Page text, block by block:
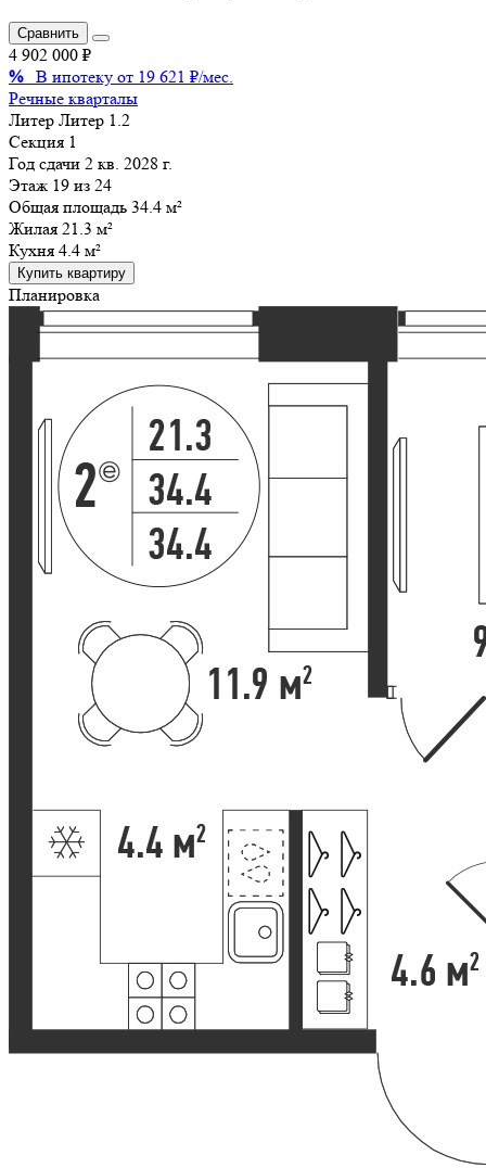
Сравнить
4 902 000 ₽
%В ипотеку от 19 621 ₽/мес.
Речные кварталы
Литер Литер 1.2
Секция 1
Год сдачи 2 кв. 2028 г.
Этаж 19 из 24
Общая площадь 34.4 м²
Жилая 21.3 м²
Кухня 4.4 м²
Купить квартиру
Планировка